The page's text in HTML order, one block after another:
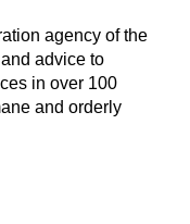
agency of the
advice to
in over 100
and orderly